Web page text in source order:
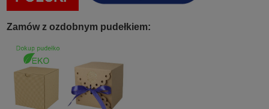
Zamów z ozdobnym pudełkiem: